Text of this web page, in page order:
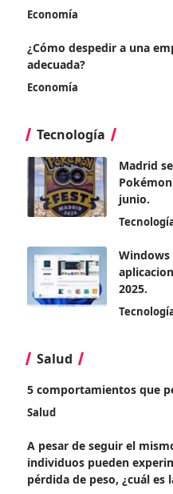
Economía
¿Cómo despedir a una
adecuada?
Economía
Tecnología
Madrid
junio.
Windows
2025.
Salud
5 comportamientos que
Salud
A pesar de seguir el
individuos pueden
pérdida de peso, ¿cuál es